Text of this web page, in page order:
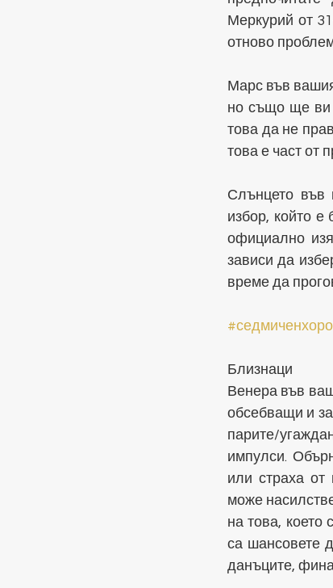
Меркурий от
отново
Марс във
но също ще ви
това да не
това е част от
Слънцето във
избор, който
официално
зависи да
време да
Близнаци
Венера във
обсебващи и
парите/
импулси.
или страха от
може
на това, което
са шансовете
данъците,